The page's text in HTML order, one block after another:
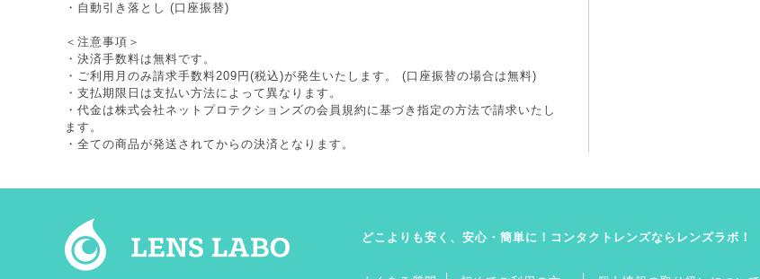
・自動引き落とし (口座振替)
＜注意事項＞
・決済手数料は無料です。
・ご利用月のみ請求手数料209円(税込)が発生いたします。 (口座振替の場合は無料)
・支払期限日は支払い方法によって異なります。
・代金は株式会社ネットプロテクションズの会員規約 に基づき指定の方法で請求いたし
ます。
・全ての商品が発送されてからの決済となります。
どこよりも安く、安心・簡単に！コンタクトレンズならレンズラボ！